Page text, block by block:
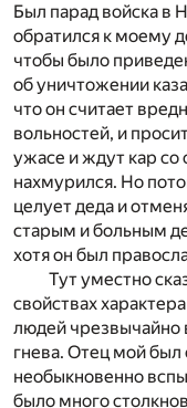
Был парад войска в
обратился к моему
чтобы было
об уничтожении
что он считает
вольностей, и
ужасе и ждут кар со
нахмурился. Но
целует деда и
старым и больным
хотя он был
Тут уместно
свойствах
людей чрезвычайно
гнева. Отец мой
необыкновенно
было много